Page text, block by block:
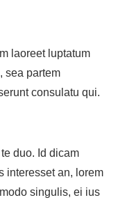
laoreet luptatum
sea partem
consulatu qui.
duo. Id dicam
interesset an, lorem
singulis, ei ius